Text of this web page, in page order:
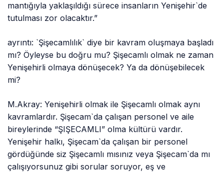
mantığıyla yaklaşıldığı sürece insanların Yenişehir`de
tutulması zor olacaktır.”
ayrıntı: `Şişecamlılık` diye bir kavram oluşmaya başladı
mı? Öyleyse bu doğru mu? Şişecamlı olmak ne zaman
Yenişehirli olmaya dönüşecek? Ya da dönüşebilecek
mi?
M.Akray: Yenişehirli olmak ile Şişecamlı olmak aynı
kavramlardır. Şişecam`da çalışan personel ve aile
bireylerinde “ŞIŞECAMLI” olma kültürü vardır.
Yenişehir halkı, Şişecam`da çalışan bir personel
gördüğünde siz Şişecamlı mısınız veya Şişecam`da mı
çalışıyorsunuz gibi sorular soruyor, eş ve